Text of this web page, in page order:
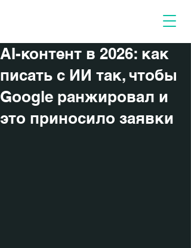
AI-контент в 2026: как
писать с ИИ так, чтобы
Google ранжировал и
это приносило заявки